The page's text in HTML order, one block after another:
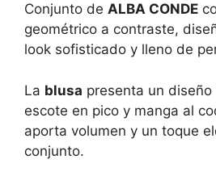
Conjunto de ALBA CONDE
geométrico a contraste,
look sofisticado y lleno de
La blusa presenta un
escote en pico y manga al
aporta volumen y un toque
conjunto.